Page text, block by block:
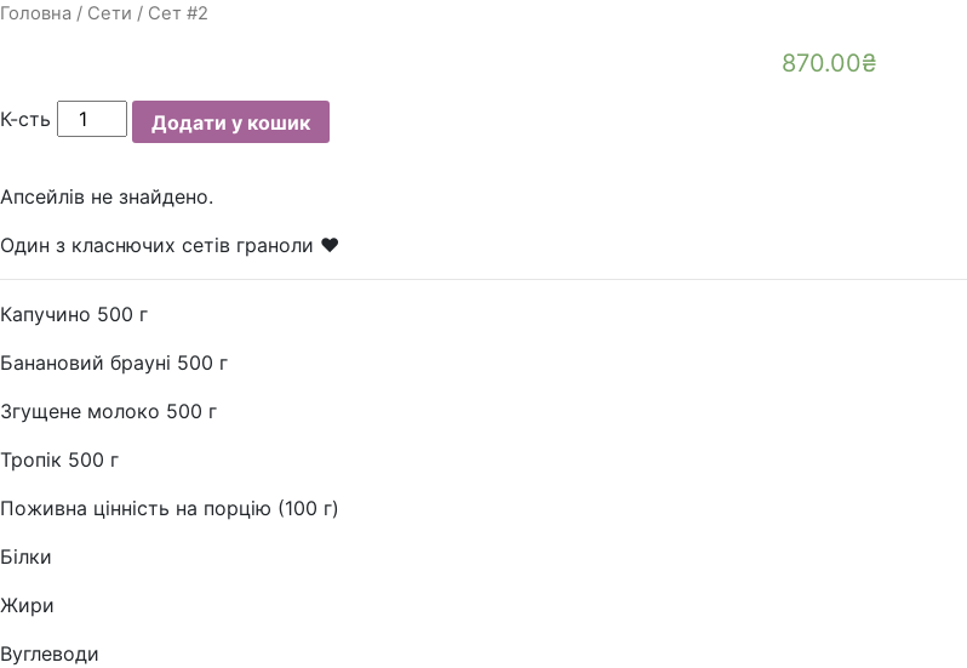
Головна / Сети / Сет #2
870.00₴
К-сть Додати у кошик
Апсейлів не знайдено.
Один з класнючих сетів граноли ❤️
Капучино 500 г
Банановий брауні 500 г
Згущене молоко 500 г
Тропік 500 г
Поживна цінність на порцію (100 г)
Білки
Жири
Вуглеводи